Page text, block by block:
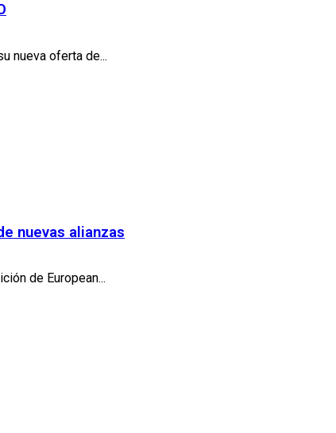
nueva oferta de...
nuevas alianzas
de European...